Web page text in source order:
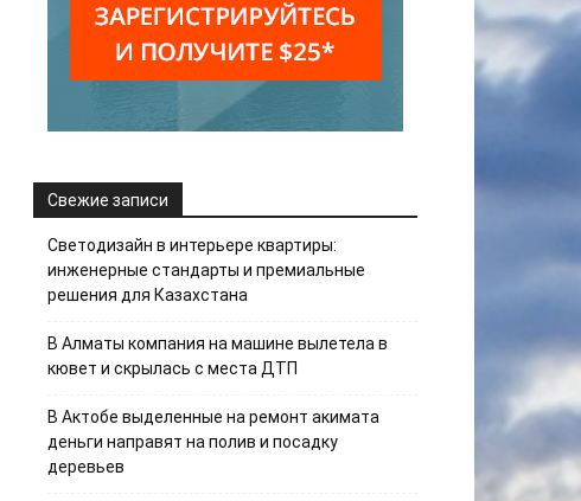
Свежие записи
Светодизайн в интерьере квартиры:
инженерные стандарты и премиальные
решения для Казахстана
В Алматы компания на машине вылетела в
кювет и скрылась с места ДТП
В Актобе выделенные на ремонт акимата
деньги направят на полив и посадку
деревьев